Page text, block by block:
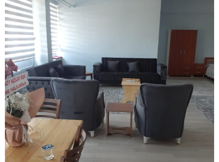
Hayata Anlam Katanlar